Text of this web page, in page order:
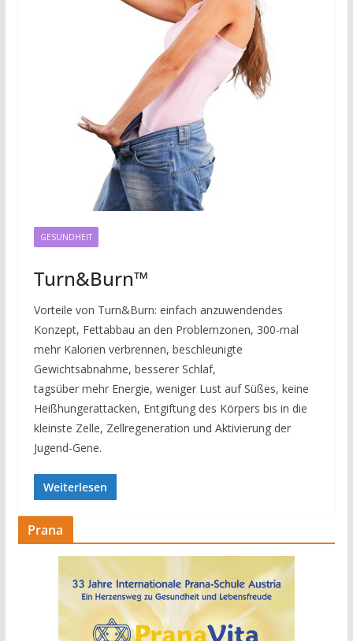
GESUNDHEIT
Turn&Burn™
Vorteile von Turn&Burn: einfach anzuwendendes
Konzept, Fettabbau an den Problemzonen, 300-mal
mehr Kalorien verbrennen, beschleunigte
Gewichtsabnahme, besserer Schlaf,
tagsüber mehr Energie, weniger Lust auf Süßes, keine
Heißhungerattacken, Entgiftung des Körpers bis in die
kleinste Zelle, Zellregeneration und Aktivierung der
Jugend-Gene.
Weiterlesen
Prana